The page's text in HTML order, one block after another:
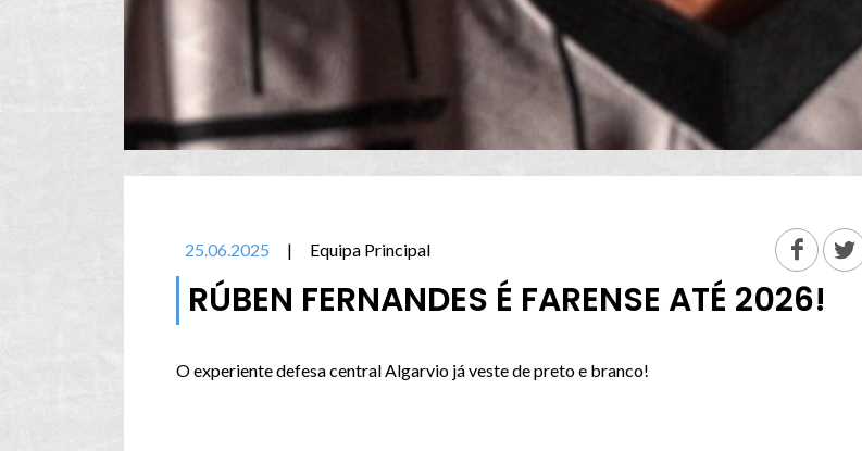
25.06.2025 | Equipa Principal
RÚBEN FERNANDES É FARENSE ATÉ 2026!
O experiente defesa central Algarvio já veste de preto e branco!